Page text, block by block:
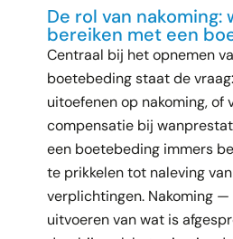
De rol van
bereiken met een
Centraal bij het opnemen
boetebeding staat de
uitoefenen op nakoming, of
compensatie bij
een boetebeding immers
te prikkelen tot naleving
verplichtingen. Nakoming
uitvoeren van wat is